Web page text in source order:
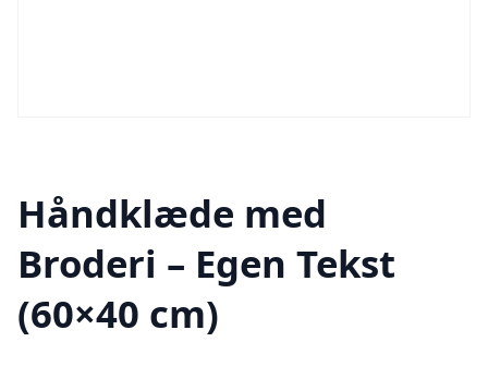
Håndklæde med
Broderi – Egen Tekst
(60×40 cm)